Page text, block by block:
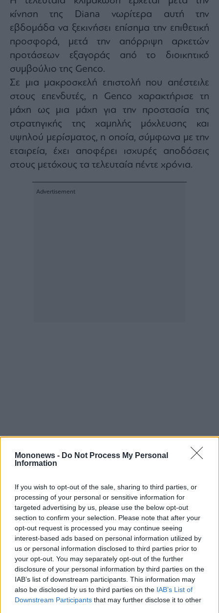
Mononews - Do Not Process My Personal
Information
If you wish to opt-out of the sale, sharing to third parties, or
processing of your personal or sensitive information for
targeted advertising by us, please use the below opt-out
section to confirm your selection. Please note that after your
opt-out request is processed you may continue seeing
interest-based ads based on personal information utilized by
us or personal information disclosed to third parties prior to
your opt-out. You may separately opt-out of the further
disclosure of your personal information by third parties on the
IAB’s list of downstream participants. This information may
also be disclosed by us to third parties on the IAB’s List of
Downstream Participants that may further disclose it to other
κίνηση της Diana νωρίτερα αυτή την
εβδομάδα να ξεκινήσει επίσημα την επιθετική
προσφορά, μετά την απόρριψη αρκετών
προτάσεων εξαγοράς από το διοικητικό
συμβούλιο της Genco.
Σε μια μακροσκελή επιστολή που απέστειλε
στους επενδυτές, η Genco χαρακτήρισε τη
μάχη ως μια μάχη για την προστασία της
στρατηγικής της χαμηλής μόχλευσης και
υψηλού μερίσματος, η οποία, σύμφωνα με την
εταιρεία, έχει αποφέρει ισχυρές αποδόσεις
στους μετόχους τα τελευταία πέντε χρόνια.
Η εταιρεία επεσήμανε 27 συνεχόμενα
τριμηνιαία μερίσματα, συνολικές αποδόσεις
για τους μετόχους 197% από την έναρξη της
«ολοκληρωμένης στρατηγικής αξίας» και μια
προβλεπόμενη πληρωμή μερίσματος για
ολόκληρο το έτος 2026 ύψους περίπου 2,50
δολαρίων ανά μετοχή, βάσει των τρεχουσών